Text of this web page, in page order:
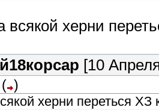
всякой херни
[10
( )
херни переться